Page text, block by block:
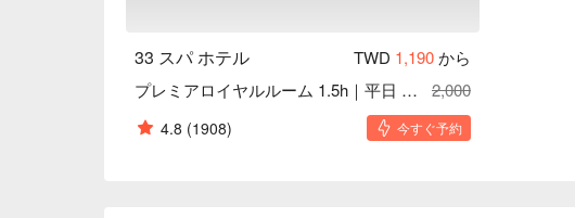
33 スパ ホテル TWD 1,190から
プレミアロイヤルルーム 1.5h｜平日 0.5h 無料延長
2,000
4.8 (1908) 今すぐ予約